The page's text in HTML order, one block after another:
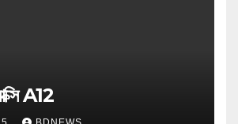
A12